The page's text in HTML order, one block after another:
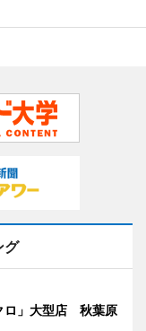
グ
ロ」大型店 秋葉原